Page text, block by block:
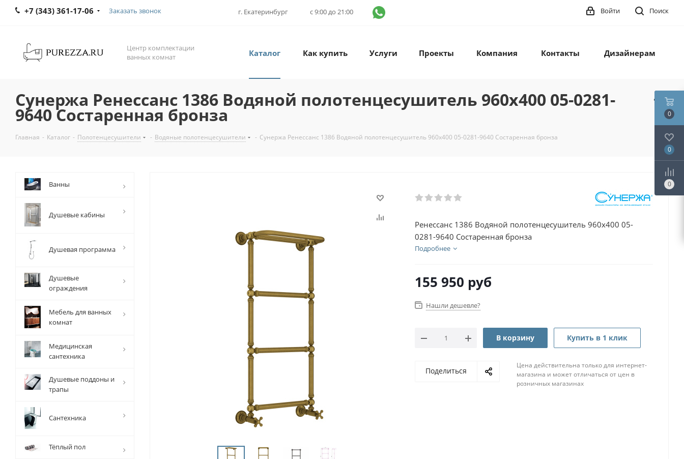
+7 (343) 361-17-06 Заказать звонок г. Екатеринбург с 9:00 до 21:00 Поиск
Войти
Центр комплектации
ванных комнат
Каталог Как купить Услуги Проекты Компания Контакты Дизайнерам
Сунержа Ренессанс 1386 Водяной полотенцесушитель 960x400 05-0281-
9640 Состаренная бронза
Главная - Каталог - Полотенцесушители - Водяные полотенцесушители - Сунержа Ренессанс 1386 Водяной полотенцесушитель 960x400 05-0281-9640 Состаренная бронза
Ренессанс 1386 Водяной полотенцесушитель 960x400 05-
0281-9640 Состаренная бронза
Подробнее
155 950 руб
Нашли дешевле?
В корзину Купить в 1 клик
Поделиться
Цена действительна только для интернет-
магазина и может отличаться от цен в
розничных магазинах
Ванны
Душевые кабины
Душевая программа
Душевые
ограждения
Мебель для ванных
комнат
Медицинская
сантехника
Душевые поддоны и
трапы
Сантехника
Тёплый пол
0
0
0